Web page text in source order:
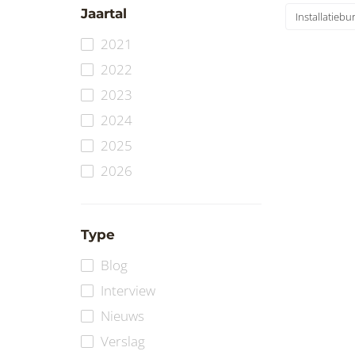
Jaartal
2021
2022
2023
2024
2025
2026
Type
Blog
Interview
Nieuws
Verslag